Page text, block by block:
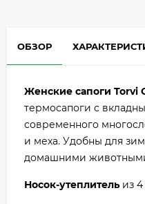
ОБЗОР
Женские cапоги Torvi
термосапоги с
современного
и меха. Удобны для
домашними
Носок-утеплитель из